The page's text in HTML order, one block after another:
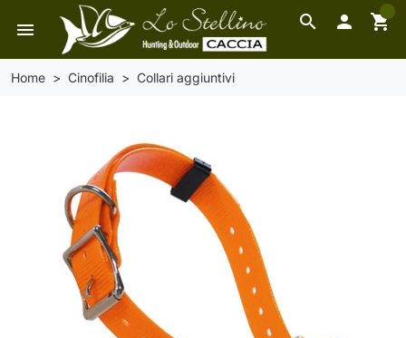
search
menu  shopping_cart
0
Home Cinofilia Collari aggiuntivi